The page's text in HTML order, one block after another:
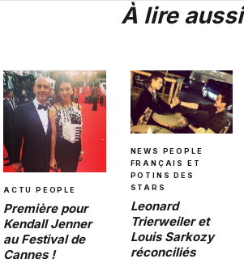
À lire aussi
ACTU PEOPLE
Première pour
Kendall Jenner
au Festival de
Cannes !
NEWS PEOPLE
FRANÇAIS ET
POTINS DES
STARS
Leonard
Trierweiler et
Louis Sarkozy
réconciliés